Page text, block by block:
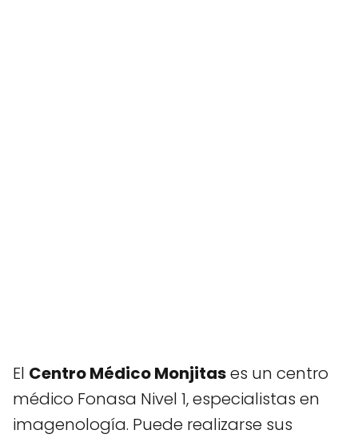
El Centro Médico Monjitases un centro
médico Fonasa Nivel 1, especialistas en
imagenología. Puede realizarse sus